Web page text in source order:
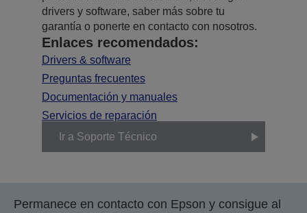
drivers y software, saber más sobre tu
garantía o ponerte en contacto con nosotros.
Enlaces recomendados:
Drivers & software
Preguntas frecuentes
Documentación y manuales
Servicios de reparación
Ir a Soporte Técnico
Permanece en contacto con Epson y consigue al